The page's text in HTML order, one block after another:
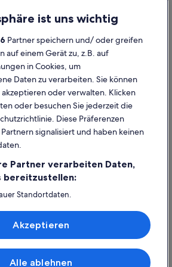
von Inhalten
ist uns wichtig
Partner speichern und/ oder greifen
auf einem Gerät zu, z.B. auf
in Cookies, um
Daten zu verarbeiten. Sie können
akzeptieren oder verwalten. Klicken
oder besuchen Sie jederzeit die
Diese Präferenzen
signalisiert und haben keinen
Partner verarbeiten Daten,
bereitzustellen:
Standortdaten.
Zugriff auf Informationen auf einem
Werbung und Inhalte, Messung
und der Performance von Inhalten,
Alle ablehnen
Akzeptieren